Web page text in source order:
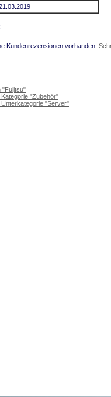
Kundenrezensionen vorhanden.
"Fujitsu"
"Zubehör"
"Server"